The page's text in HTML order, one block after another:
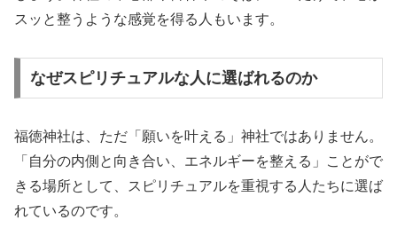
スッと整うような感覚を得る人もいます。
なぜスピリチュアルな人に選ばれるのか
福徳神社は、ただ「願いを叶える」神社ではありません。
「自分の内側と向き合い、エネルギーを整える」ことがで
きる場所として、スピリチュアルを重視する人たちに選ば
れているのです。